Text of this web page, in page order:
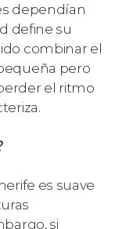
dependían
define su
combinar el
pero
el ritmo
es suave
si